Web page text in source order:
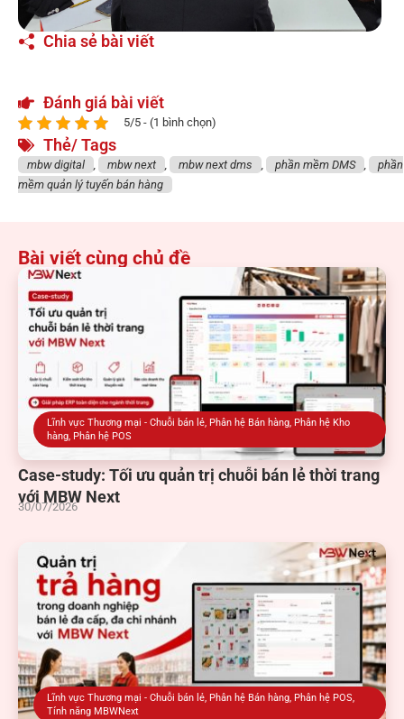
Chia sẻ bài viết
Đánh giá bài viết
5/5 - (1 bình chọn)
Thẻ/ Tags
mbw digital , mbw next , mbw next dms , phần mềm DMS ,
phần
mềm quản lý tuyến bán hàng
Bài viết cùng chủ đề
Lĩnh vực Thương mại - Chuỗi bán lẻ, Phân hệ Bán hàng, Phân hệ Kho
hàng, Phân hệ POS
Case-study: Tối ưu quản trị chuỗi bán lẻ thời trang
với MBW Next
30/07/2026
Lĩnh vực Thương mại - Chuỗi bán lẻ, Phân hệ Bán hàng, Phân hệ POS,
Tính năng MBWNext